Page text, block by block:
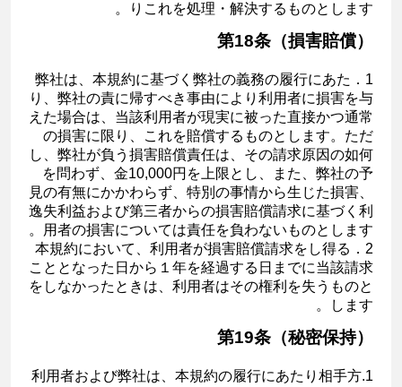
りこれを処理・解決するものとします。
第18条（損害賠償）
1．弊社は、本規約に基づく弊社の義務の履行にあた
り、弊社の責に帰すべき事由により利用者に損害を与
えた場合は、当該利用者が現実に被った直接かつ通常
の損害に限り、これを賠償するものとします。ただ
し、弊社が負う損害賠償責任は、その請求原因の如何
を問わず、金10,000円を上限とし、また、弊社の予
見の有無にかかわらず、特別の事情から生じた損害、
逸失利益および第三者からの損害賠償請求に基づく利
用者の損害については責任を負わないものとします。
2．本規約において、利用者が損害賠償請求をし得る
こととなった日から１年を経過する日までに当該請求
をしなかったときは、利用者はその権利を失うものと
します。
第19条（秘密保持）
1.利用者および弊社は、本規約の履行にあたり相手方